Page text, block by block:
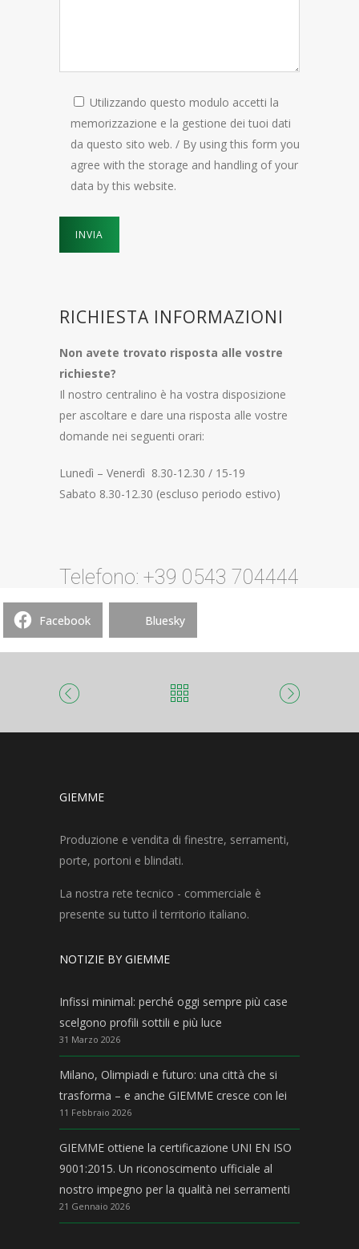
Utilizzando questo modulo accetti la
memorizzazione e la gestione dei tuoi dati
da questo sito web. / By using this form you
agree with the storage and handling of your
data by this website.
RICHIESTA INFORMAZIONI
Non avete trovato risposta alle vostre
richieste?
Il nostro centralino è ha vostra disposizione
per ascoltare e dare una risposta alle vostre
domande nei seguenti orari:
Lunedì – Venerdì 8.30-12.30 / 15-19
Sabato 8.30-12.30 (escluso periodo estivo)
Telefono: +39 0543 704444
Facebook Bluesky
GIEMME
Produzione e vendita di finestre, serramenti,
porte, portoni e blindati.
La nostra rete tecnico - commerciale è
presente su tutto il territorio italiano.
NOTIZIE BY GIEMME
Infissi minimal: perché oggi sempre più case
scelgono profili sottili e più luce
31 Marzo 2026
Milano, Olimpiadi e futuro: una città che si
trasforma – e anche GIEMME cresce con lei
11 Febbraio 2026
GIEMME ottiene la certificazione UNI EN ISO
9001:2015. Un riconoscimento ufficiale al
nostro impegno per la qualità nei serramenti
21 Gennaio 2026